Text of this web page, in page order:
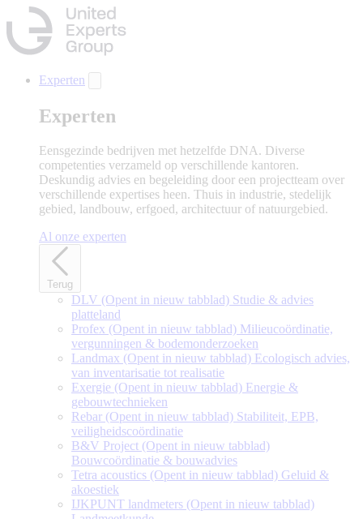
Naar
hoofdinhoud
gaan
Experten
Experten
Eensgezinde bedrijven met hetzelfde DNA. Diverse
competenties verzameld op verschillende kantoren.
Deskundig advies en begeleiding door een projectteam over
verschillende expertises heen. Thuis in industrie, stedelijk
gebied, landbouw, erfgoed, architectuur of natuurgebied.
Al onze experten
Terug
DLV (Opent in nieuw tabblad) Studie & advies
platteland
Profex (Opent in nieuw tabblad) Milieucoördinatie,
vergunningen & bodemonderzoeken
Landmax (Opent in nieuw tabblad) Ecologisch advies,
van inventarisatie tot realisatie
Exergie (Opent in nieuw tabblad) Energie &
gebouwtechnieken
Rebar (Opent in nieuw tabblad) Stabiliteit, EPB,
veiligheidscoördinatie
B&V Project (Opent in nieuw tabblad)
Bouwcoördinatie & bouwadvies
Tetra acoustics (Opent in nieuw tabblad) Geluid &
akoestiek
IJKPUNT landmeters (Opent in nieuw tabblad)